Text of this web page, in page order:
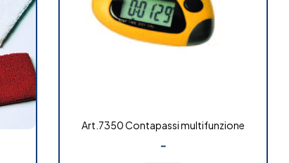
Art.7350 Contapassi multifunzione
-